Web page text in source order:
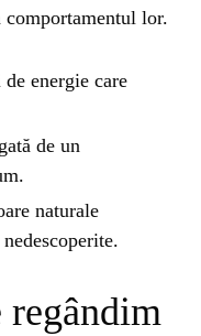
lor.
energie care
de un
naturale
regândim
Află de ce se